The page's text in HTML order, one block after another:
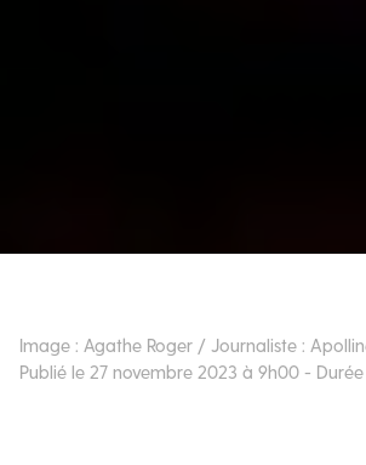
Image : Agathe Roger / Journaliste :
Publié le 27 novembre 2023 à 9h00 -